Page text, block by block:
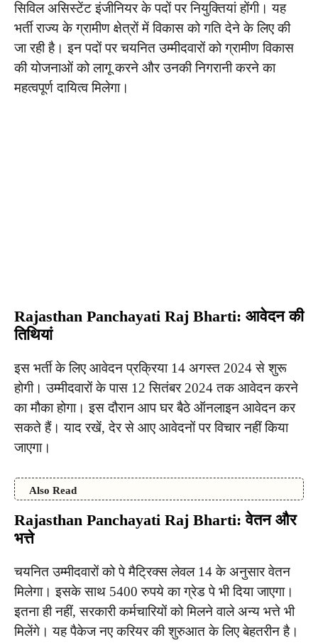
सिविल असिस्टेंट इंजीनियर के पदों पर नियुक्तियां होंगी। यह
भर्ती राज्य के ग्रामीण क्षेत्रों में विकास को गति देने के लिए की
जा रही है। इन पदों पर चयनित उम्मीदवारों को ग्रामीण विकास
की योजनाओं को लागू करने और उनकी निगरानी करने का
महत्वपूर्ण दायित्व मिलेगा।
Rajasthan Panchayati Raj Bharti: आवेदन की
तिथियां
इस भर्ती के लिए आवेदन प्रक्रिया 14 अगस्त 2024 से शुरू
होगी। उम्मीदवारों के पास 12 सितंबर 2024 तक आवेदन करने
का मौका होगा। इस दौरान आप घर बैठे ऑनलाइन आवेदन कर
सकते हैं। याद रखें, देर से आए आवेदनों पर विचार नहीं किया
जाएगा।
Also Read
Rajasthan Panchayati Raj Bharti: वेतन और
भत्ते
चयनित उम्मीदवारों को पे मैट्रिक्स लेवल 14 के अनुसार वेतन
मिलेगा। इसके साथ 5400 रुपये का ग्रेड पे भी दिया जाएगा।
इतना ही नहीं, सरकारी कर्मचारियों को मिलने वाले अन्य भत्ते भी
मिलेंगे। यह पैकेज नए करियर की शुरुआत के लिए बेहतरीन है।